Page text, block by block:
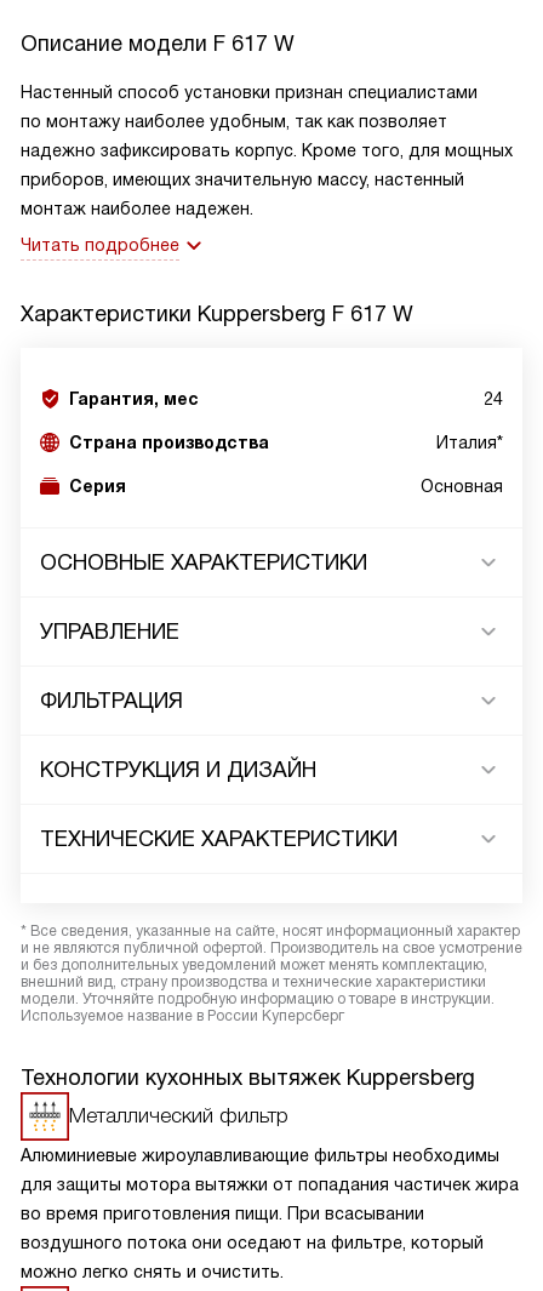
Описание модели F 617 W
Настенный способ установки признан специалистами
по монтажу наиболее удобным, так как позволяет
надежно зафиксировать корпус. Кроме того, для мощных
приборов, имеющих значительную массу, настенный
монтаж наиболее надежен.
Читать подробнее
Характеристики Kuppersberg F 617 W
Гарантия, мес 24
Страна производства Италия*
Серия Основная
ОСНОВНЫЕ ХАРАКТЕРИСТИКИ
УПРАВЛЕНИЕ
ФИЛЬТРАЦИЯ
КОНСТРУКЦИЯ И ДИЗАЙН
ТЕХНИЧЕСКИЕ ХАРАКТЕРИСТИКИ
* Все сведения, указанные на сайте, носят информационный характер
и не являются публичной офертой. Производитель на свое усмотрение
и без дополнительных уведомлений может менять комплектацию,
внешний вид, страну производства и технические характеристики
модели. Уточняйте подробную информацию о товаре в инструкции.
Используемое название в России Куперсберг
Технологии кухонных вытяжек Kuppersberg
Металлический фильтр
Алюминиевые жироулавливающие фильтры необходимы
для защиты мотора вытяжки от попадания частичек жира
во время приготовления пищи. При всасывании
воздушного потока они оседают на фильтре, который
можно легко снять и очистить.